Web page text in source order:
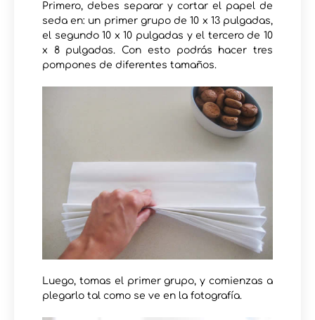
Primero, debes separar y cortar el papel de
seda en: un primer grupo de 10 x 13 pulgadas,
el segundo 10 x 10 pulgadas y el tercero de 10
x 8 pulgadas. Con esto podrás hacer tres
pompones de diferentes tamaños.
Luego, tomas el primer grupo, y comienzas a
plegarlo tal como se ve en la fotografía.